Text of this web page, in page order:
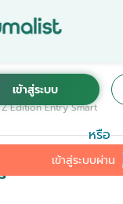
หรือ
เข้าสู่ระบบผ่าน
Edition Entry Smart